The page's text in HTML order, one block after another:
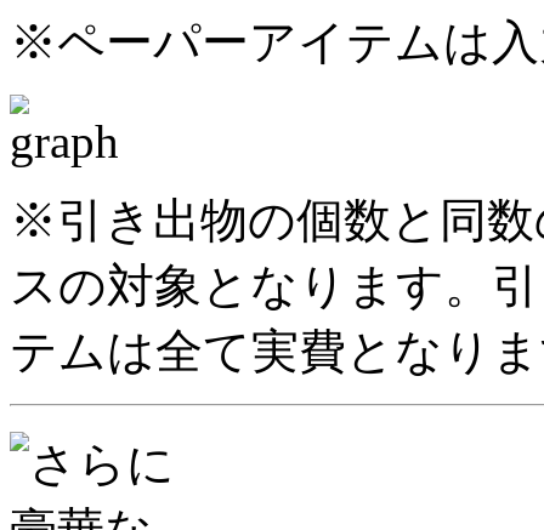
※ペーパーアイテムは
※引き出物の個数と同
スの対象となります。
テムは全て実費となり